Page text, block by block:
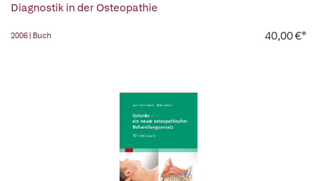
Diagnostik in der Osteopathie
2006 | Buch 40,00 €*